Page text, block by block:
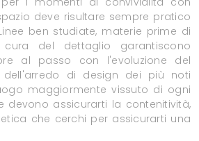
deve risultare sempre pratico
ben studiate, materie prime di
del dettaglio garantiscono
al passo con l'evoluzione del
di design dei più noti
maggiormente vissuto di ogni
devono assicurarti la contenitività,
che cerchi per assicurarti una